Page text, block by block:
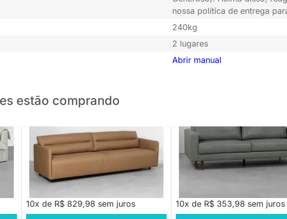
nossa política de entrega
240kg
2 lugares
Abrir manual
estão comprando
PRONTA ENTREGA
Sofá Juan Estonado Castanho
10x de R$ 829,98 sem juros
Sofá Noah Touch Menta
10x de R$ 353,98 sem juros